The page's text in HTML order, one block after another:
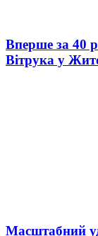
Вперше за 40
Вітрука у
Масштабний